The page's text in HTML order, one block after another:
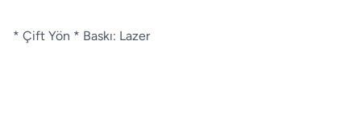
* Çift Yön * Baskı: Lazer